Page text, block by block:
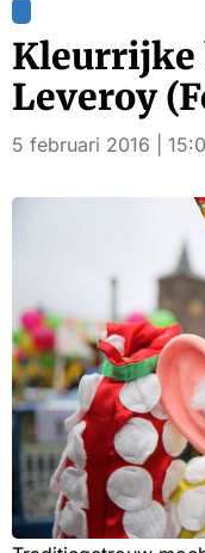
Kleurrijke
Leveroy
5 februari 2016 |